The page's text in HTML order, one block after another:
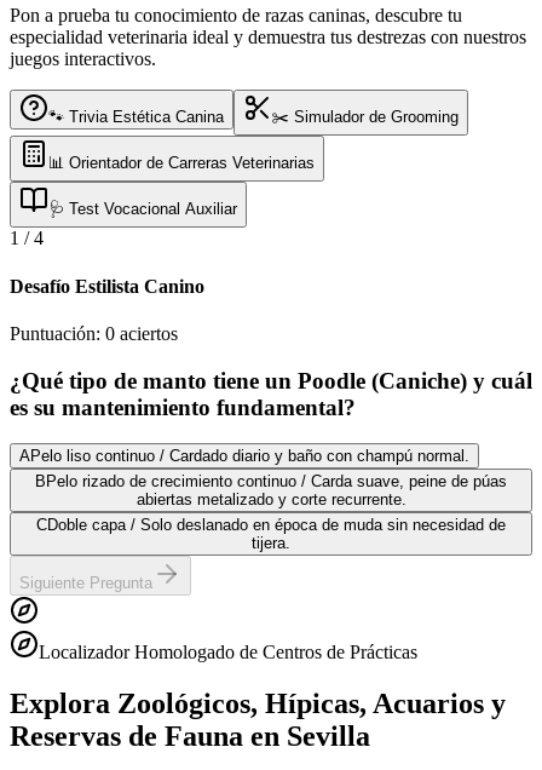
Pon a prueba tu conocimiento de razas caninas, descubre tu
especialidad veterinaria ideal y demuestra tus destrezas con nuestros
juegos interactivos.
🐾 Trivia Estética Canina ✂️ Simulador de Grooming
📊 Orientador de Carreras Veterinarias
🩺 Test Vocacional Auxiliar
1 /4
Desafío Estilista Canino
Puntuación: 0 aciertos
¿Qué tipo de manto tiene un Poodle (Caniche) y cuál
es su mantenimiento fundamental?
APelo liso continuo / Cardado diario y baño con champú normal.
B Pelo rizado de crecimiento continuo / Carda suave, peine de púas
abiertas metalizado y corte recurrente.
CDoble capa / Solo deslanado en época de muda sin necesidad de
tijera.
Siguiente Pregunta
Localizador Homologado de Centros de Prácticas
Explora Zoológicos, Hípicas, Acuarios y
Reservas de Fauna en Sevilla